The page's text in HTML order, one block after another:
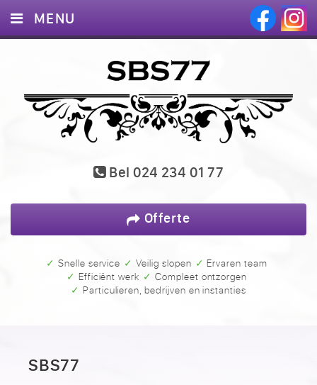
Bel024 234 01 77
Offerte
✓ Snelle service ✓ Veilig slopen
✓ Ervaren team
✓ Efficiënt werk
✓ Compleet ontzorgen
✓ Particulieren, bedrijven en instanties
MENU
PROJECTEN
SBS77